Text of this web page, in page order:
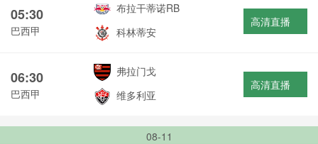
05:30
巴西甲
布拉干蒂诺RB
科林蒂安
高清直播
06:30
巴西甲
弗拉门戈
维多利亚
高清直播
08-11